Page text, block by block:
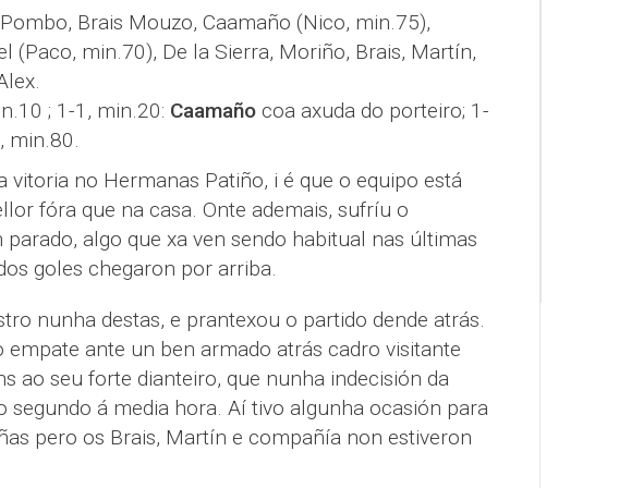
Brais Mouzo, Caamaño (Nico, min.75),
(Paco, min.70), De la Sierra, Moriño, Brais, Martín,
; 1-1, min.20: Caamañocoa axuda do porteiro; 1-
min.80.
vitoria no Hermanas Patiño, i é que o equipo está
fóra que na casa. Onte ademais, sufríu o
parado, algo que xa ven sendo habitual nas últimas
goles chegaron por arriba.
nunha destas, e prantexou o partido dende atrás.
empate ante un ben armado atrás cadro visitante
ao seu forte dianteiro, que nunha indecisión da
segundo á media hora. Aí tivo algunha ocasión para
pero os Brais, Martín e compañía non estiveron